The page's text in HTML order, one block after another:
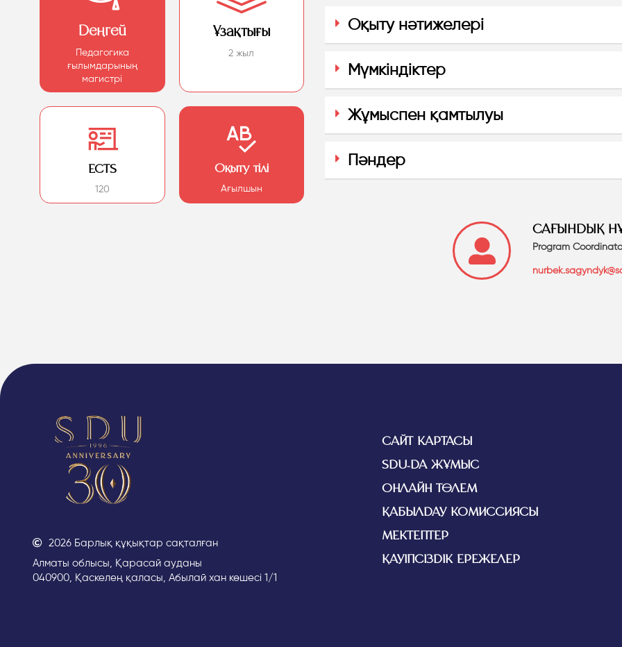
Деңгей
Педагогика
ғылымдарының
магистрі
Ұзақтығы
2 жыл
ECTS
120
Оқыту тілі
Ағылшын
Оқыту нәтижелері
Мүмкіндіктер
Жұмыспен қамтылуы
Пәндер
САҒЫНДЫҚ
Program
2026 Барлық құқықтар сақталған
Алматы облысы, Қарасай ауданы
040900, Қаскелең қаласы, Абылай хан көшесі 1/1
САЙТ КАРТАСЫ
SDU-ДА ЖҰМЫС
ОНЛАЙН ТӨЛЕМ
ҚАБЫЛДАУ КОМИССИЯСЫ
МЕКТЕПТЕР
ҚАУІПСІЗДІК ЕРЕЖЕЛЕР